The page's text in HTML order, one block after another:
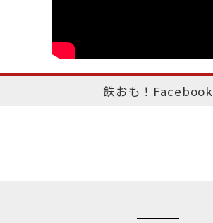
鉄おも！Facebook